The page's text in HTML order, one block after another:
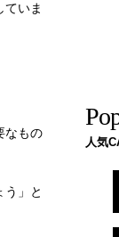
いま
なもの
」と
人気